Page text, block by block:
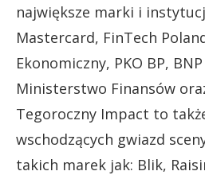
największe marki i
Mastercard, FinTech
Ekonomiczny, PKO BP,
Ministerstwo Finansów
Tegoroczny Impact to
wschodzących gwiazd
takich marek jak: Blik,